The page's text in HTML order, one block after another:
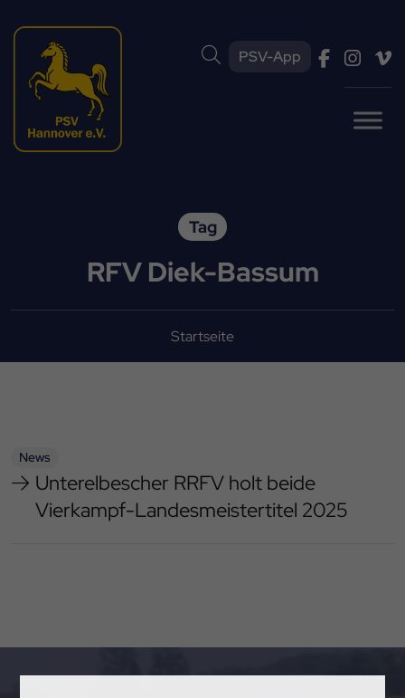
PSV-App
Tag
RFV Diek-Bassum
Startseite
News
Unterelbescher RRFV holt beide
Vierkampf-Landesmeistertitel 2025